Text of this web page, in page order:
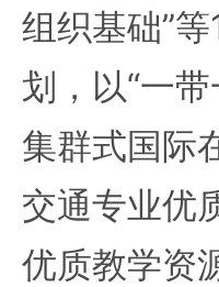
组织基础”
划，以“一
集群式国际
交通专业优
优质教学资